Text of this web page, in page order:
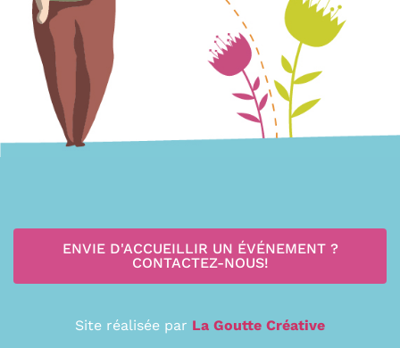
ENVIE D'ACCUEILLIR UN ÉVÉNEMENT ?
CONTACTEZ-NOUS!
Site réalisée par La Goutte Créative